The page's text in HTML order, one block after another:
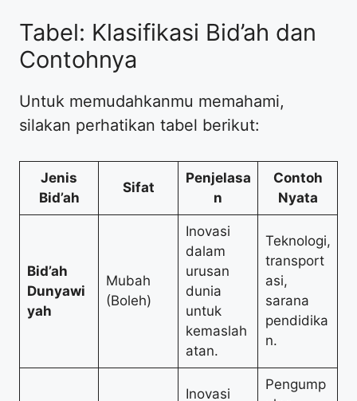
Tabel: Klasifikasi Bid’ah dan
Contohnya
Untuk memudahkanmu memahami,
silakan perhatikan tabel berikut:
Jenis
Bid’ah
Sifat
Penjelasa
n
Contoh
Nyata
Bid’ah
Dunyawi
yah
Mubah
(Boleh)
Inovasi
dalam
urusan
dunia
untuk
kemaslah
atan.
Teknologi,
transport
asi,
sarana
pendidika
n.
Inovasi
Pengump